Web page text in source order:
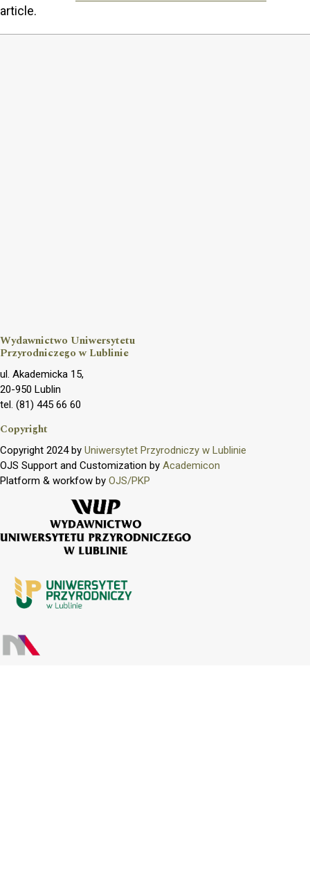
article.
Wydawnictwo Uniwersytetu
Przyrodniczego w Lublinie
ul. Akademicka 15,
20-950 Lublin
tel. (81) 445 66 60
Copyright
Copyright 2024 by Uniwersytet Przyrodniczy w Lublinie
OJS Support and Customization by Academicon
Platform & workfow by OJS/PKP